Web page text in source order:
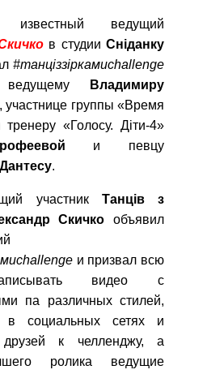
ведущий
в студии Сніданку
#танціззіркамиchallenge
Владимиру
, участнице группы «Время
«Голосу. Діти-4»
и певцу
Дантесу.
участник Танців з
Скичко объявил
и призвал всю
видео с
па различных стилей,
в социальных сетях и
друзей к челленджу, а
ролика ведущие